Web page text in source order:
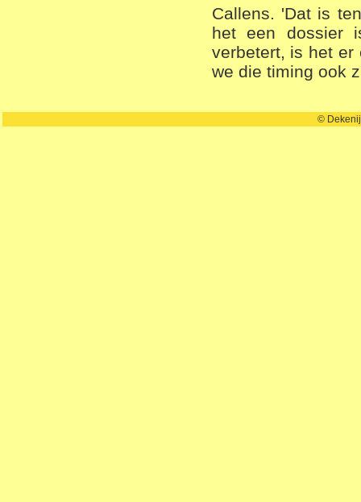
Callens. 'Dat is
het een dossier
verbetert, is het
we die timing ook
© Dekenij